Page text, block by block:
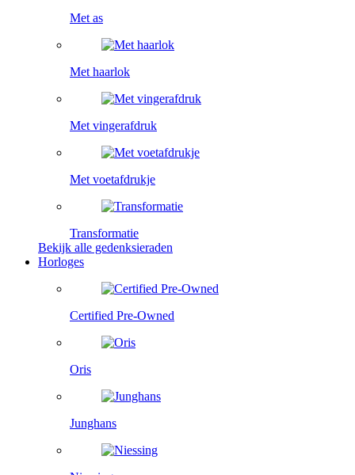
Met as
Met haarlok
Met vingerafdruk
Met voetafdrukje
Transformatie
Bekijk alle gedenksieraden
Horloges
Certified Pre-Owned
Oris
Junghans